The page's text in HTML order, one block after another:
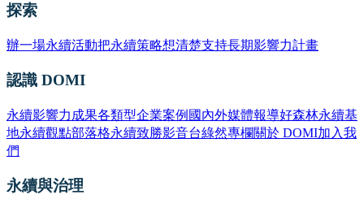
探索
辦一場永續活動把永續策略想清楚支持長期影響力計畫
認識 DOMI
永續影響力成果各類型企業案例 國內外媒體報導好森林永續基
地永續觀點部落格永續致勝影音台綠然專欄關於 DOMI加入我
們
永續與治理